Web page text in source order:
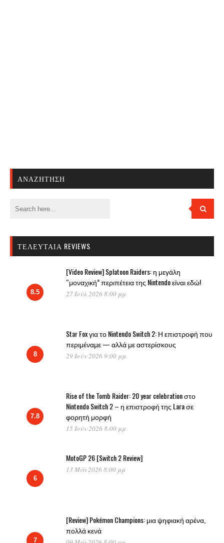
ΑΝΑΖΉΤΗΣΗ
ΤΕΛΕΥΤΑΊΑ REVIEWS
8.5
[Video Review] Splatoon Raiders: η μεγάλη
“μοναχική” περιπέτεια της Nintendo είναι εδώ!
27 Ιούλ 2026 8:00 μμ
8
Star Fox για το Nintendo Switch 2: Η επιστροφή που
περιμέναμε — αλλά με αστερίσκους
29 Ιούν 2026 9:00 μμ
7.8
Rise of the Tomb Raider: 20 year celebration στο
Nintendo Switch 2 – η επιστροφή της Lara σε
φορητή μορφή
15 Ιούν 2026 8:00 μμ
6
MotoGP 26 [Switch 2 Review]
13 Μάι 2026 8:00 μμ
7
[Review] Pokémon Champions: μια ψηφιακή αρένα,
πολλά κενά